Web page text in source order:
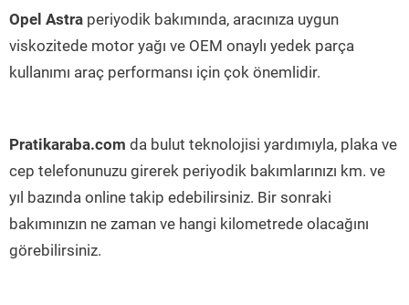
Opel Astra periyodik bakımında, aracınıza uygun
viskozitede motor yağı ve OEM onaylı yedek parça
kullanımı araç performansı için çok önemlidir.
Pratikaraba.com da bulut teknolojisi yardımıyla, plaka ve
cep telefonunuzu girerek periyodik bakımlarınızı km. ve
yıl bazında online takip edebilirsiniz. Bir sonraki
bakımınızın ne zaman ve hangi kilometrede olacağını
görebilirsiniz.